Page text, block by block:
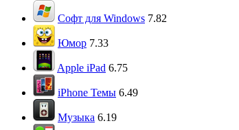
Софт для Windows 7.82
Юмор 7.33
Apple iPad 6.75
iPhone Темы 6.49
Музыка 6.19